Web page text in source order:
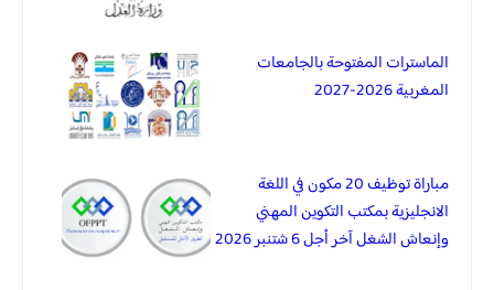
الماسترات المفتوحة بالجامعات
المغربية 2026-2027
مباراة توظيف 20 مكون في اللغة
الانجليزية بمكتب التكوين المهني
وإنعاش الشغل آخر أجل 6 شتنبر 2026